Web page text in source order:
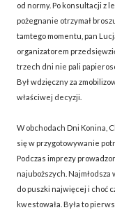
od normy. Po konsultacji z
pożegnanie otrzymał
tamtego momentu, pan
organizatorem
trzech dni nie pali
Był wdzięczny za
właściwej decyzji.
W obchodach Dni Konina,
się w przygotowywanie
Podczas imprezy
najuboższych. Najmłodsza
do puszki najwięcej i choć
kwestowała. Była to